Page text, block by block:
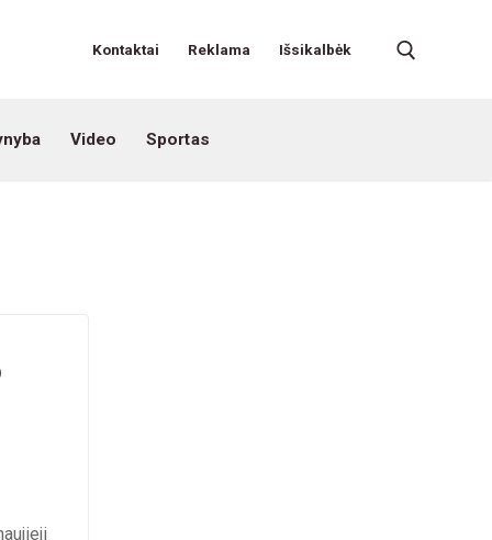
Kontaktai Reklama Išsikalbėk
Video Sportas